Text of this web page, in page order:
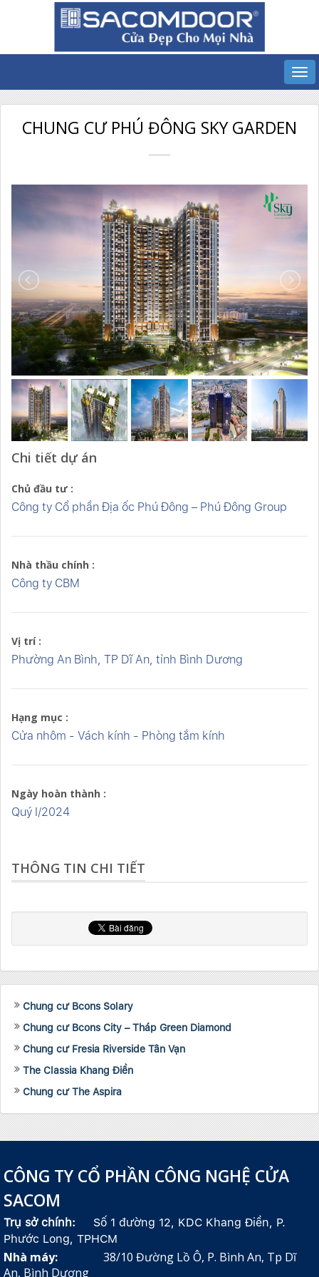
CHUNG CƯ PHÚ ĐÔNG SKY GARDEN
Chi tiết dự án
Chủ đầu tư :
Công ty Cổ phần Địa ốc Phú Đông – Phú Đông Group
Nhà thầu chính :
Công ty CBM
Vị trí :
Phường An Bình, TP Dĩ An, tỉnh Bình Dương
Hạng mục :
Cửa nhôm - Vách kính - Phòng tắm kính
Ngày hoàn thành :
Quý I/2024
THÔNG TIN CHI TIẾT
Chung cư Bcons Solary
Chung cư Bcons City – Tháp Green Diamond
Chung cư Fresia Riverside Tân Vạn
The Classia Khang Điền
Chung cư The Aspira
CÔNG TY CỔ PHẦN CÔNG NGHỆ CỬA
SACOM
Trụ sở chính:
Số 1 đường 12, KDC Khang Điền, P.
Phước Long, TPHCM
Nhà máy: 38/10 Đường Lồ Ô, P. Bình An, Tp Dĩ
An, Bình Dương